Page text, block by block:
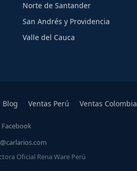
Norte de Santander
San Andrés y Providencia
Valle del Cauca
Blog Ventas Perú Ventas Colombia
Facebook
Oficial Rena Ware Perú